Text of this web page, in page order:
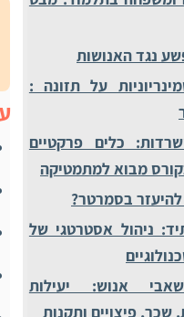
נגד האנושות
על תזונה :
כלים פרקטיים
מבוא למתמטיקה
בסמרטר?
ניהול אסטרטגי של
אנוש: יעילות
שכר, פיצויים ותקנות